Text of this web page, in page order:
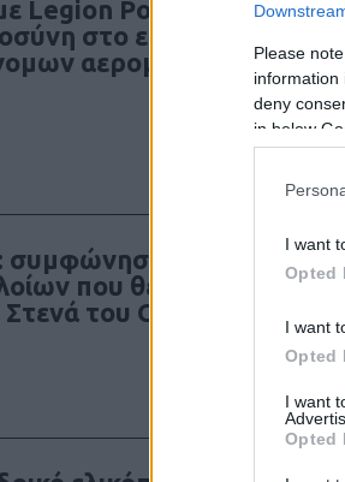
Please
information
deny
in below
I want
Opted
I want
Opted
I want
Opted
Legion Pod:
στο επόμενο
αερομαχιών –
συμφώνησαν για νέο
που θέλουν να
του Ορμούζ